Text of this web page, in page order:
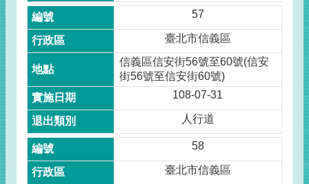
57
臺北市信義區
信義區信安街56號至60號(信安
街56號至信安街60號)
108-07-31
人行道
58
臺北市信義區